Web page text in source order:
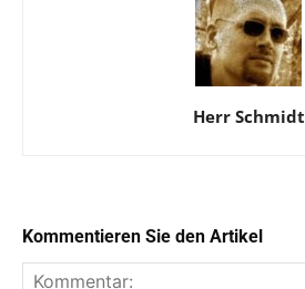
Herr Schmidt
Kommentieren Sie den Artikel